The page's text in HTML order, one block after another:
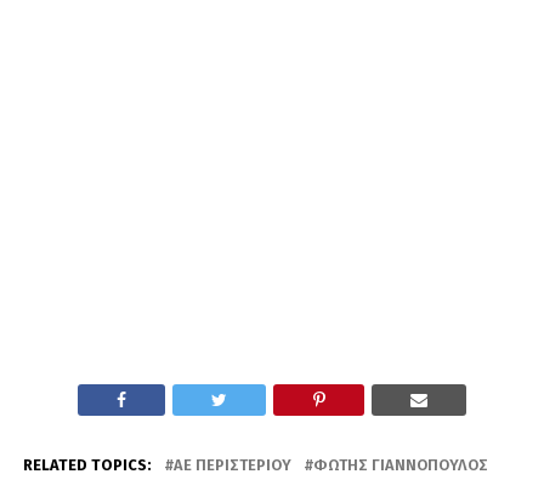
RELATED TOPICS: ΑΕ ΠΕΡΙΣΤΕΡΊΟΥ ΦΏΤΗΣ ΓΙΑΝΝΌΠΟΥΛΟΣ